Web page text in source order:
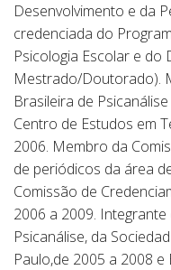
Desenvolvimento e da
credenciada do
Psicologia Escolar e do
Mestrado/Doutorado).
Brasileira de
Centro de Estudos em
2006. Membro da
de periódicos da área
Comissão de
2006 a 2009.
Psicanálise, da
Paulo,de 2005 a 2008 e